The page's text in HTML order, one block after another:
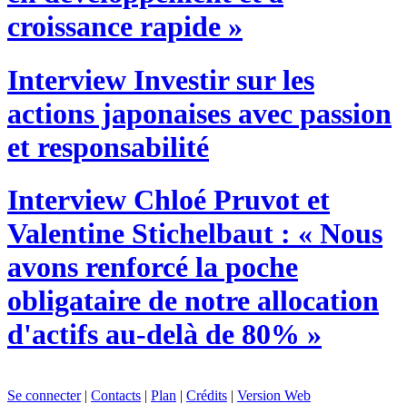
croissance rapide »
Interview Investir sur les
actions japonaises avec passion
et responsabilité
Interview Chloé Pruvot et
Valentine Stichelbaut : « Nous
avons renforcé la poche
obligataire de notre allocation
d'actifs au-delà de 80% »
Se connecter| Contacts | Plan | Crédits | Version Web